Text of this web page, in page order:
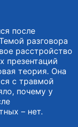
после
разговора
расстройство
презентаций
теория. Она
с травмой
почему у
– нет.